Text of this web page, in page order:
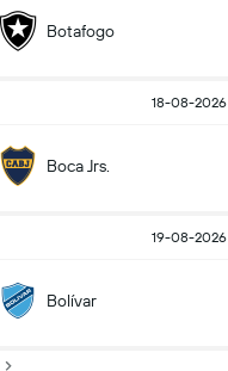
Botafogo
18-08-2026
Boca Jrs.
19-08-2026
Bolívar